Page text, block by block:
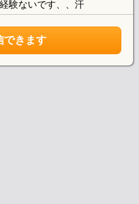
験ないです、、汗
できます